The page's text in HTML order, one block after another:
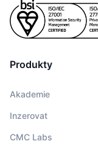
Produkty
Akademie
Inzerovat
CMC Labs